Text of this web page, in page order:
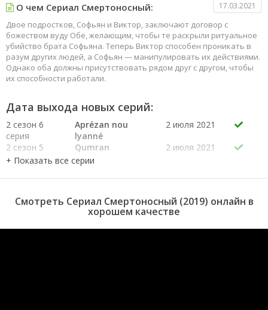
О чем Сериал Смертоносный: 17.03.2021
Двое подростков, Софьян и Виктор, заключают договор с
божеством вуду Обе, желающим, чтобы те раскрыли ритуальное
убийство брата Софьяна. Теперь Виктор способен проникать в
разум других людей, а Софьян — манипулировать их действиями.
Однако оба должны присутствовать рядом друг с другом, чтобы
их способности работали.
Дата выхода новых серий:
2 сезон 6
серия
Aprézan nou
lyanné
2 июля 2021
2 сезон 5
серия
Qumran
2 июля 2021
серия
The Marriage of
Obé
серия
Leave
серия
Entwined With
You
2 июля 2021
Смотреть Сериал Смертоносный (2019) онлайн в
хорошем качестве